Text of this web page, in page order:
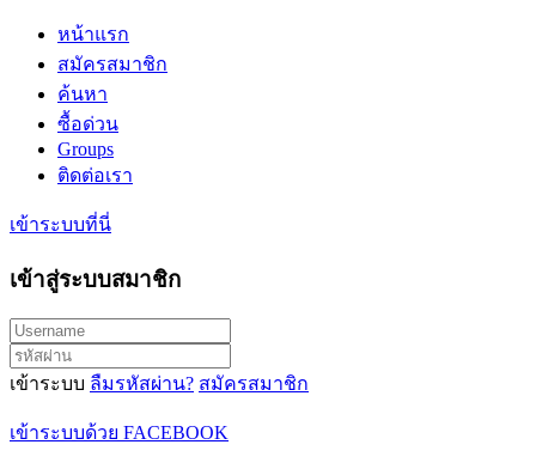
หน้าแรก
สมัครสมาชิก
ค้นหา
ซื้อด่วน
Groups
ติดต่อเรา
เข้าระบบที่นี่
เข้าสู่ระบบสมาชิก
เข้าระบบ ลืมรหัสผ่าน? สมัครสมาชิก
เข้าระบบด้วย FACEBOOK